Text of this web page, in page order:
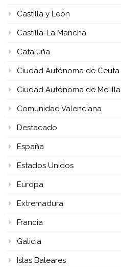
Castilla y León
Castilla-La Mancha
Cataluña
Ciudad Autónoma de Ceuta
Ciudad Autónoma de Melilla
Comunidad Valenciana
Destacado
España
Estados Unidos
Europa
Extremadura
Francia
Galicia
Islas Baleares